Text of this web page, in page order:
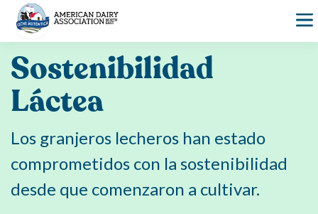
Skip
Sostenibilidad
Láctea
Los granjeros lecheros han estado
comprometidos con la sostenibilidad
desde que comenzaron a cultivar.